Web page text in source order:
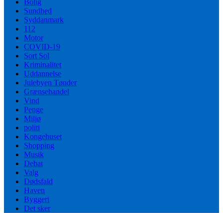
Sundhed
Syddanmark
112
Motor
COVID-19
Sort Sol
Kriminalitet
Uddannelse
Julebyen Tønder
Grænsehandel
Vind
Penge
Miljø
politi
Kongehuset
Shopping
Musik
Debat
Valg
Dødsfald
Haven
Byggeri
Det sker